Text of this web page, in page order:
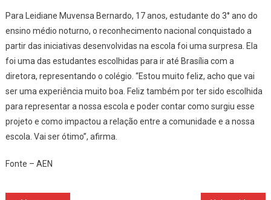
Para Leidiane Muvensa Bernardo, 17 anos, estudante do 3° ano do
ensino médio noturno, o reconhecimento nacional conquistado a
partir das iniciativas desenvolvidas na escola foi uma surpresa. Ela
foi uma das estudantes escolhidas para ir até Brasília com a
diretora, representando o colégio. “Estou muito feliz, acho que vai
ser uma experiência muito boa. Feliz também por ter sido escolhida
para representar a nossa escola e poder contar como surgiu esse
projeto e como impactou a relação entre a comunidade e a nossa
escola. Vai ser ótimo”, afirma.
Fonte – AEN